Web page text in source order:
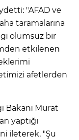
"AFAD ve
taramalarına
olumsuz bir
etkilenen
afetlerden
Bakanı Murat
yaptığı
ileterek, "Şu